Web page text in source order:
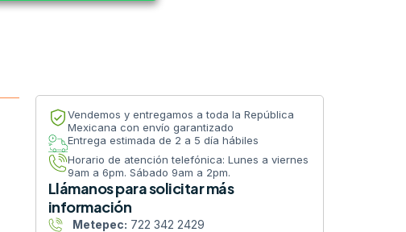
Vendemos y entregamos a toda la República
Mexicana con envío garantizado
Entrega estimada de 2 a 5 día hábiles
Horario de atención telefónica: Lunes a viernes
9am a 6pm. Sábado 9am a 2pm.
Llámanos para solicitar más
información
Metepec: 722 342 2429